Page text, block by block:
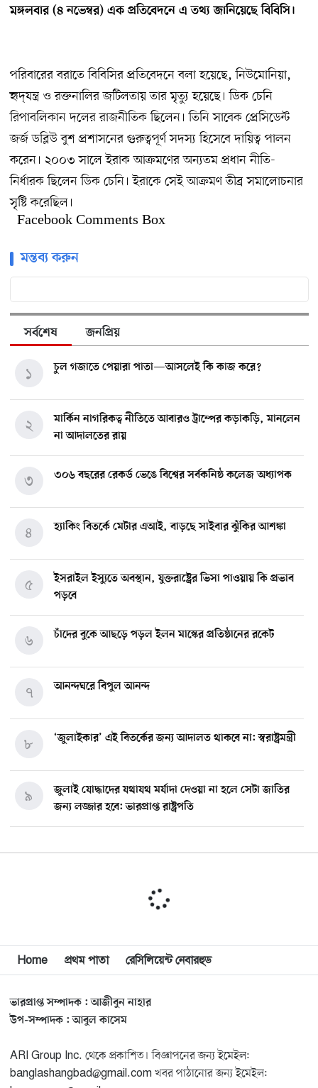
মঙ্গলবার (৪ নভেম্বর) এক প্রতিবেদনে এ তথ্য জানিয়েছে বিবিসি।
পরিবারের বরাতে বিবিসির প্রতিবেদনে বলা হয়েছে, নিউমোনিয়া,
হৃদ্‌যন্ত্র ও রক্তনালির জটিলতায় তার মৃত্যু হয়েছে। ডিক চেনি
রিপাবলিকান দলের রাজনীতিক ছিলেন। তিনি সাবেক প্রেসিডেন্ট
জর্জ ডব্লিউ বুশ প্রশাসনের গুরুত্বপূর্ণ সদস্য হিসেবে দায়িত্ব পালন
করেন। ২০০৩ সালে ইরাক আক্রমণের অন্যতম প্রধান নীতি-
নির্ধারক ছিলেন ডিক চেনি। ইরাকে সেই আক্রমণ তীব্র সমালোচনার
সৃষ্টি করেছিল।
Facebook Comments Box
মন্তব্য করুন
সর্বশেষ জনপ্রিয়
চুল গজাতে পেয়ারা পাতা—আসলেই কি কাজ করে?
১
মার্কিন নাগরিকত্ব নীতিতে আবারও ট্রাম্পের কড়াকড়ি, মানলেন
না আদালতের রায়
২
৩০৬ বছরের রেকর্ড ভেঙে বিশ্বের সর্বকনিষ্ঠ কলেজ অধ্যাপক
৩
হ্যাকিং বিতর্কে মেটার এআই, বাড়ছে সাইবার ঝুঁকির আশঙ্কা
৪
ইসরাইল ইস্যুতে অবস্থান, যুক্তরাষ্ট্রের ভিসা পাওয়ায় কি প্রভাব
পড়বে
৫
চাঁদের বুকে আছড়ে পড়ল ইলন মাস্কের প্রতিষ্ঠানের রকেট
৬
আনন্দঘরে বিপুল আনন্দ
৭
‘জুলাইকার’ এই বিতর্কের জন্য আদালত থাকবে না: স্বরাষ্ট্রমন্ত্রী
৮
জুলাই যোদ্ধাদের যথাযথ মর্যাদা দেওয়া না হলে সেটা জাতির
জন্য লজ্জার হবে: ভারপ্রাপ্ত রাষ্ট্রপতি
৯
১০
মিশিগানে দক্ষিণ সুরমা ওয়েলফেয়ার অ্যাসোসিয়েশনের
বিশ্বজুড়ে কূটনৈতিক পুনর্বিন্যাস, ৫ অঞ্চলে মিশন বন্ধ করছে
যুক্তরাষ্ট্র
১২
মিশিগানে ফ্রেন্ডস এন্ড ফ্যামিলির বনভোজনে প্রাণের উচ্ছ্বাস
১৩
মিশিগানে ডেমোক্র্যাটদের প্রাইমারিতে আল-সাইয়েদকে হারাতে
কেন এত মরিয়া ইসারায়েলি লবি এআইপ্যাক
১৪
Home প্রথম পাতা রেসিলিয়েন্ট নেবারহুড
ভারপ্রাপ্ত সম্পাদক : আজীবুন নাহার
উপ-সম্পাদক : আবুল কাসেম
ARI Group Inc. থেকে প্রকাশিত। বিজ্ঞাপনের জন্য ইমেইল:
banglashangbad@gmail.com খবর পাঠানোর জন্য ইমেইল: